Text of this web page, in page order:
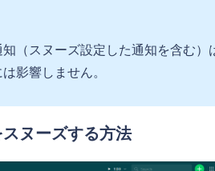
（スヌーズ設定した通知を含む）
影響しません。
ヌーズする方法